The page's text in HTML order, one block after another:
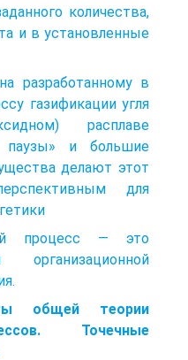
количества,
и в установленные
разработанному в
газификации угля
расплаве
паузы» и большие
делают этот
для
процесс — это
общей теории
Точечные